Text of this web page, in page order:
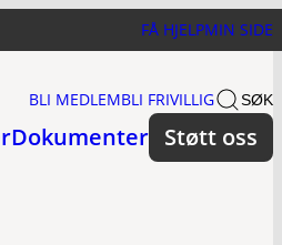
FÅ HJELPMIN SIDE
BLI MEDLEMBLI FRIVILLIG SØK
Dokumenter Støtt oss